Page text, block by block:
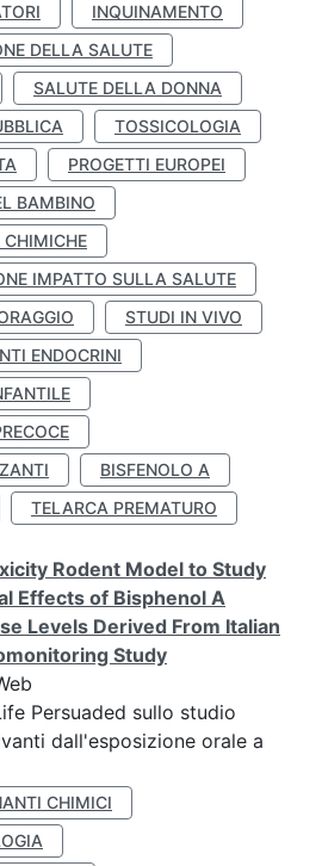
INQUINAMENTO
DELLA SALUTE
SALUTE DELLA DONNA
TOSSICOLOGIA
PROGETTI EUROPEI
BAMBINO
CHIMICHE
IMPATTO SULLA SALUTE
STUDI IN VIVO
ENDOCRINI
BISFENOLO A
TELARCA PREMATURO
Rodent Model to Study
Effects of Bisphenol A
Levels Derived From Italian
Study
Persuaded sullo studio
dall'esposizione orale a
CHIMICI